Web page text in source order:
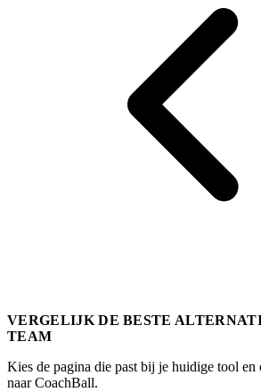
VERGELIJK DE BESTE
TEAM
Kies de pagina die past bij je huidige tool en
naar CoachBall.